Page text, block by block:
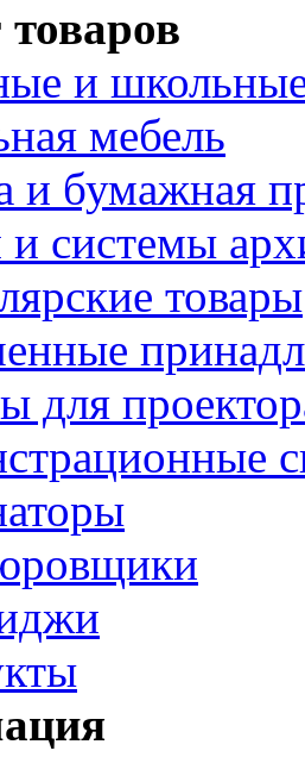
и
мебель
и бумажная
системы
товары
для